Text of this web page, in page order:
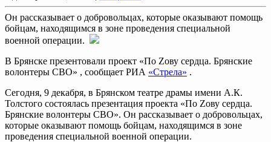
Он рассказывает о добровольцах, которые оказывают помощь
бойцам, находящимся в зоне проведения специальной
военной операции.
В Брянске презентовали проект «По Zову сердца. Брянские
волонтеры СВО» , сообщает РИА «Стрела» .
Сегодня, 9 декабря, в Брянском театре драмы имени А.К.
Толстого состоялась презентация проекта «По Zову сердца.
Брянские волонтеры СВО». Он рассказывает о добровольцах,
которые оказывают помощь бойцам, находящимся в зоне
проведения специальной военной операции.